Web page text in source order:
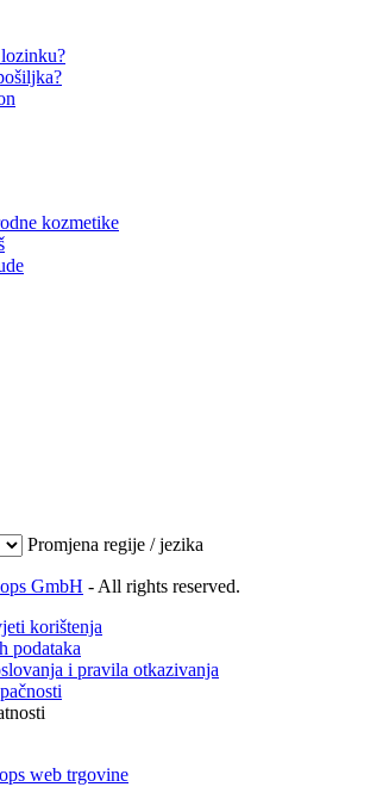
kozmetike
Promjena regije / jezika
GmbH - All rights reserved.
korištenja
podataka
i pravila otkazivanja
web trgovine